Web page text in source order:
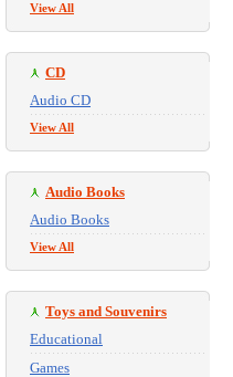
View All
CD
Audio CD
View All
Audio Books
Audio Books
View All
Toys and Souvenirs
Educational
Games